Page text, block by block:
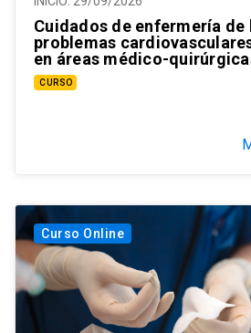
Cuidados de enfermería de
problemas
en áreas médico-
CURSO
Curso Online